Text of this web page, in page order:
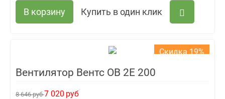
В корзину Купить в один клик
Скидка 19%
Вентилятор Вентс ОВ 2Е 200
8 646 руб7 020 руб